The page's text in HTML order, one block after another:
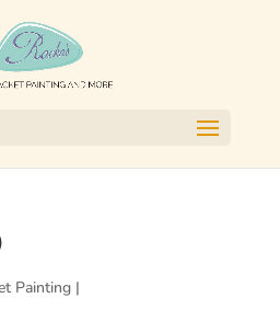
Painting|